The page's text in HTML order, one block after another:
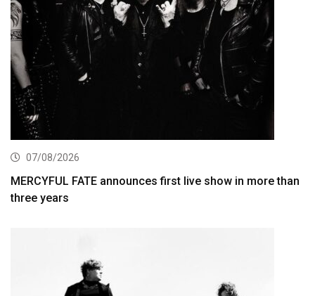
07/08/2026
MERCYFUL FATE announces first live show in more than
three years